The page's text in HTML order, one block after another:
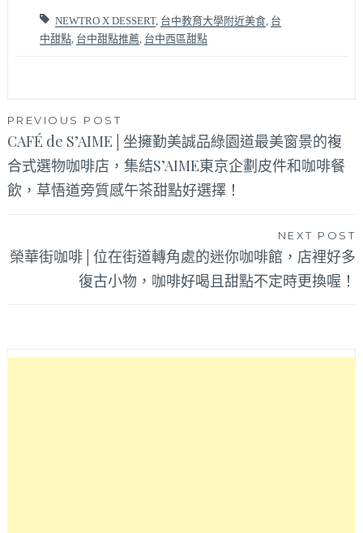
NEWTRO X DESSERT, 台中教育大學附近美食, 台
中甜點, 台中甜點推薦, 台中西區甜點
文
章
導
PREVIOUS POST
CAFÉ de S’AIME│坐擁勤美誠品綠園道最美窗景的複
合式選物咖啡店，集結S’AIME東京企劃皮件和咖啡餐
飲，草悟道旁質感午茶甜點好選擇！
NEXT POST
榮華街咖啡│位在街道轉角處的迷你咖啡館，店裡好多
復古小物，咖啡好喝且甜點不定時更換喔！